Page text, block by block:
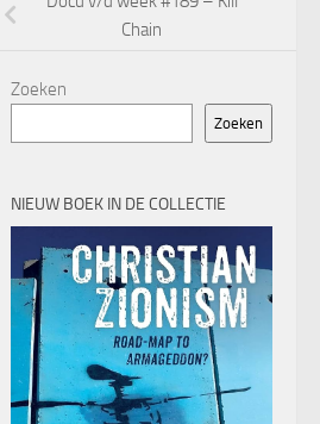
Chain
Zoeken
Zoeken
NIEUW BOEK IN DE COLLECTIE